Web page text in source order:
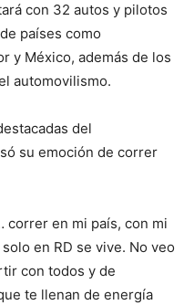
con 32 autos y pilotos
países como
y México, además de los
automovilismo.
del
su emoción de correr
correr en mi país, con mi
en RD se vive. No veo
con todos y de
que te llenan de energía